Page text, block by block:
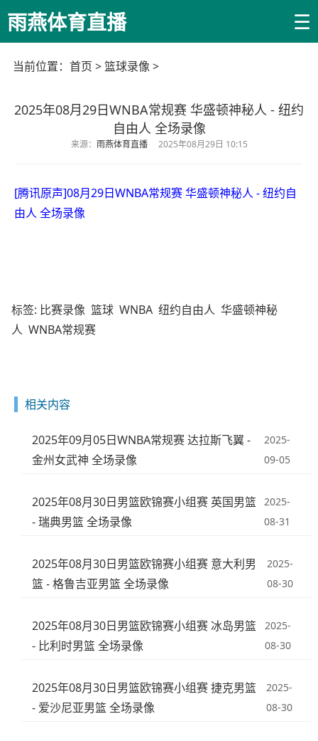
雨燕体育直播 ☰
当前位置： 首页 >篮球录像 >
2025年08月29日WNBA常规赛 华盛顿神秘人 - 纽约
自由人 全场录像
来源： 雨燕体育直播 2025年08月29日 10:15
[腾讯原声]08月29日WNBA常规赛 华盛顿神秘人 - 纽约自
由人 全场录像
标签: 比赛录像 篮球 WNBA 纽约自由人 华盛顿神秘
人 WNBA常规赛
相关内容
2025年09月05日WNBA常规赛 达拉斯飞翼 -
金州女武神 全场录像
2025-
09-05
2025年08月30日男篮欧锦赛小组赛 英国男篮
- 瑞典男篮 全场录像
2025-
08-31
2025年08月30日男篮欧锦赛小组赛 意大利男
篮 - 格鲁吉亚男篮 全场录像
2025-
08-30
2025年08月30日男篮欧锦赛小组赛 冰岛男篮
- 比利时男篮 全场录像
2025-
08-30
2025年08月30日男篮欧锦赛小组赛 捷克男篮
- 爱沙尼亚男篮 全场录像
2025-
08-30